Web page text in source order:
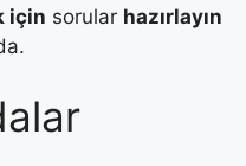
için sorular hazırlayın